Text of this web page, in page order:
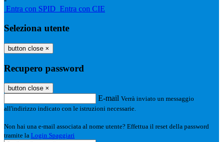
Entra con SPID Entra con CIE
Seleziona utente
button close ×
Recupero password
button close ×
E-mail Verrà inviato un messaggio
all'indirizzo indicato con le istruzioni necessarie.
Non hai una e-mail associata al nome utente? Effettua il reset della password
tramite la Login Spaggiari